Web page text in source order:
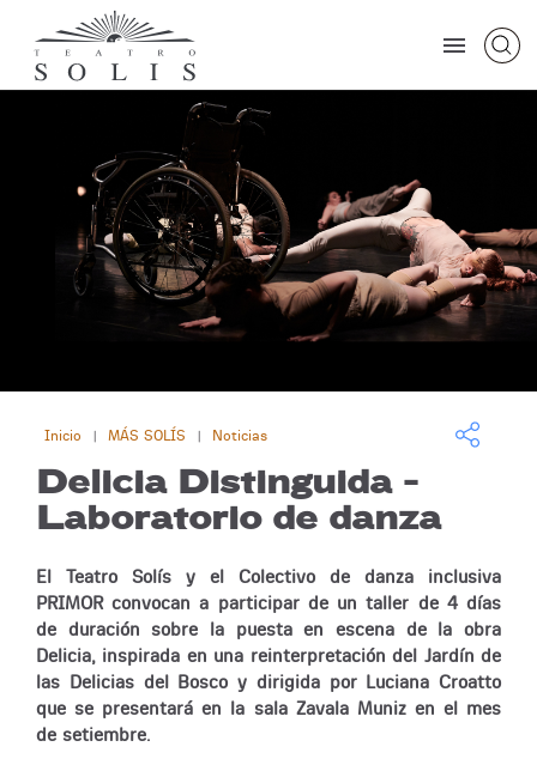
Inicio MÁS SOLÍS Noticias
Delicia Distinguida -
Laboratorio de danza
El Teatro Solís y el Colectivo de danza inclusiva
PRIMOR convocan a participar de un taller de 4 días
de duración sobre la puesta en escena de la obra
Delicia, inspirada en una reinterpretación del Jardín de
las Delicias del Bosco y dirigida por Luciana Croatto
que se presentará en la sala Zavala Muniz en el mes
de setiembre.